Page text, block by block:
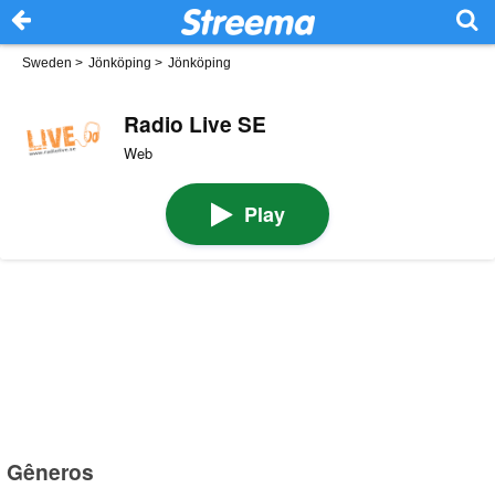
Sweden > Jönköping > Jönköping
Radio Live SE
Web
Play
Gêneros